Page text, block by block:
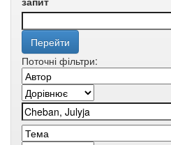
Поточні фільтри: